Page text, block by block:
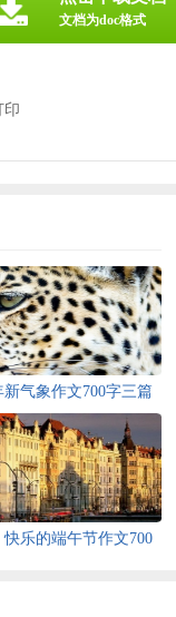
印
文档为doc格式
新气象作文700字三篇
快乐的端午节作文700